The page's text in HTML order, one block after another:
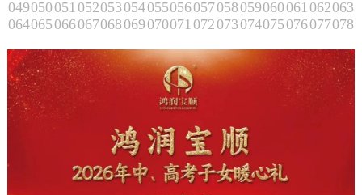
049050 051 052053 054055056057058 059060 061 062063
064065 066067068 069 070071 072 073 074075 076077078